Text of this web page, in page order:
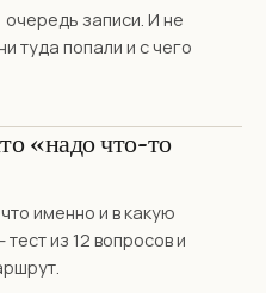
записи. И не
туда попали и с чего
«надо что-то
именно и в какую
из 12 вопросов и